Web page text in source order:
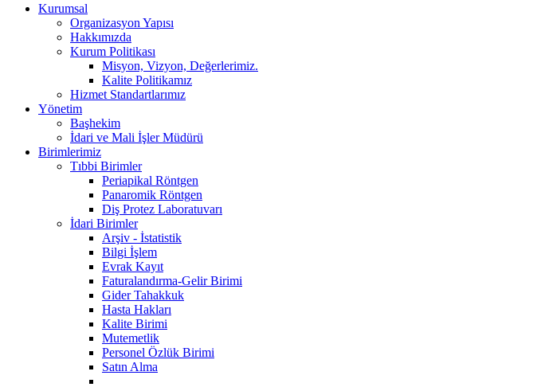
Kurumsal
Organizasyon Yapısı
Hakkımızda
Kurum Politikası
Misyon, Vizyon, Değerlerimiz.
Kalite Politikamız
Hizmet Standartlarımız
Yönetim
Başhekim
İdari ve Mali İşler Müdürü
Birimlerimiz
Tıbbi Birimler
Periapikal Röntgen
Panaromik Röntgen
Diş Protez Laboratuvarı
İdari Birimler
Arşiv - İstatistik
Bilgi İşlem
Evrak Kayıt
Faturalandırma-Gelir Birimi
Gider Tahakkuk
Hasta Hakları
Kalite Birimi
Mutemetlik
Personel Özlük Birimi
Satın Alma